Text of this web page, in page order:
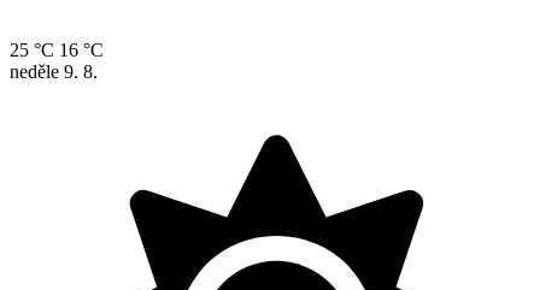
25 °C 16 °C
neděle 9. 8.